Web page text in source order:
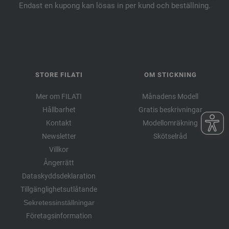
Endast en kupong kan lösas in per kund och beställning.
STORE FILATI
Mer om FILATI
Hållbarhet
Kontakt
Newsletter
Villkor
Ångerrätt
Dataskyddsdeklaration
Tillgänglighetsutlåtande
Sekretessinställningar
Företagsinformation
OM STICKNING
Månadens Modell
Gratis beskrivningar
Modellomräkning
Skötselråd